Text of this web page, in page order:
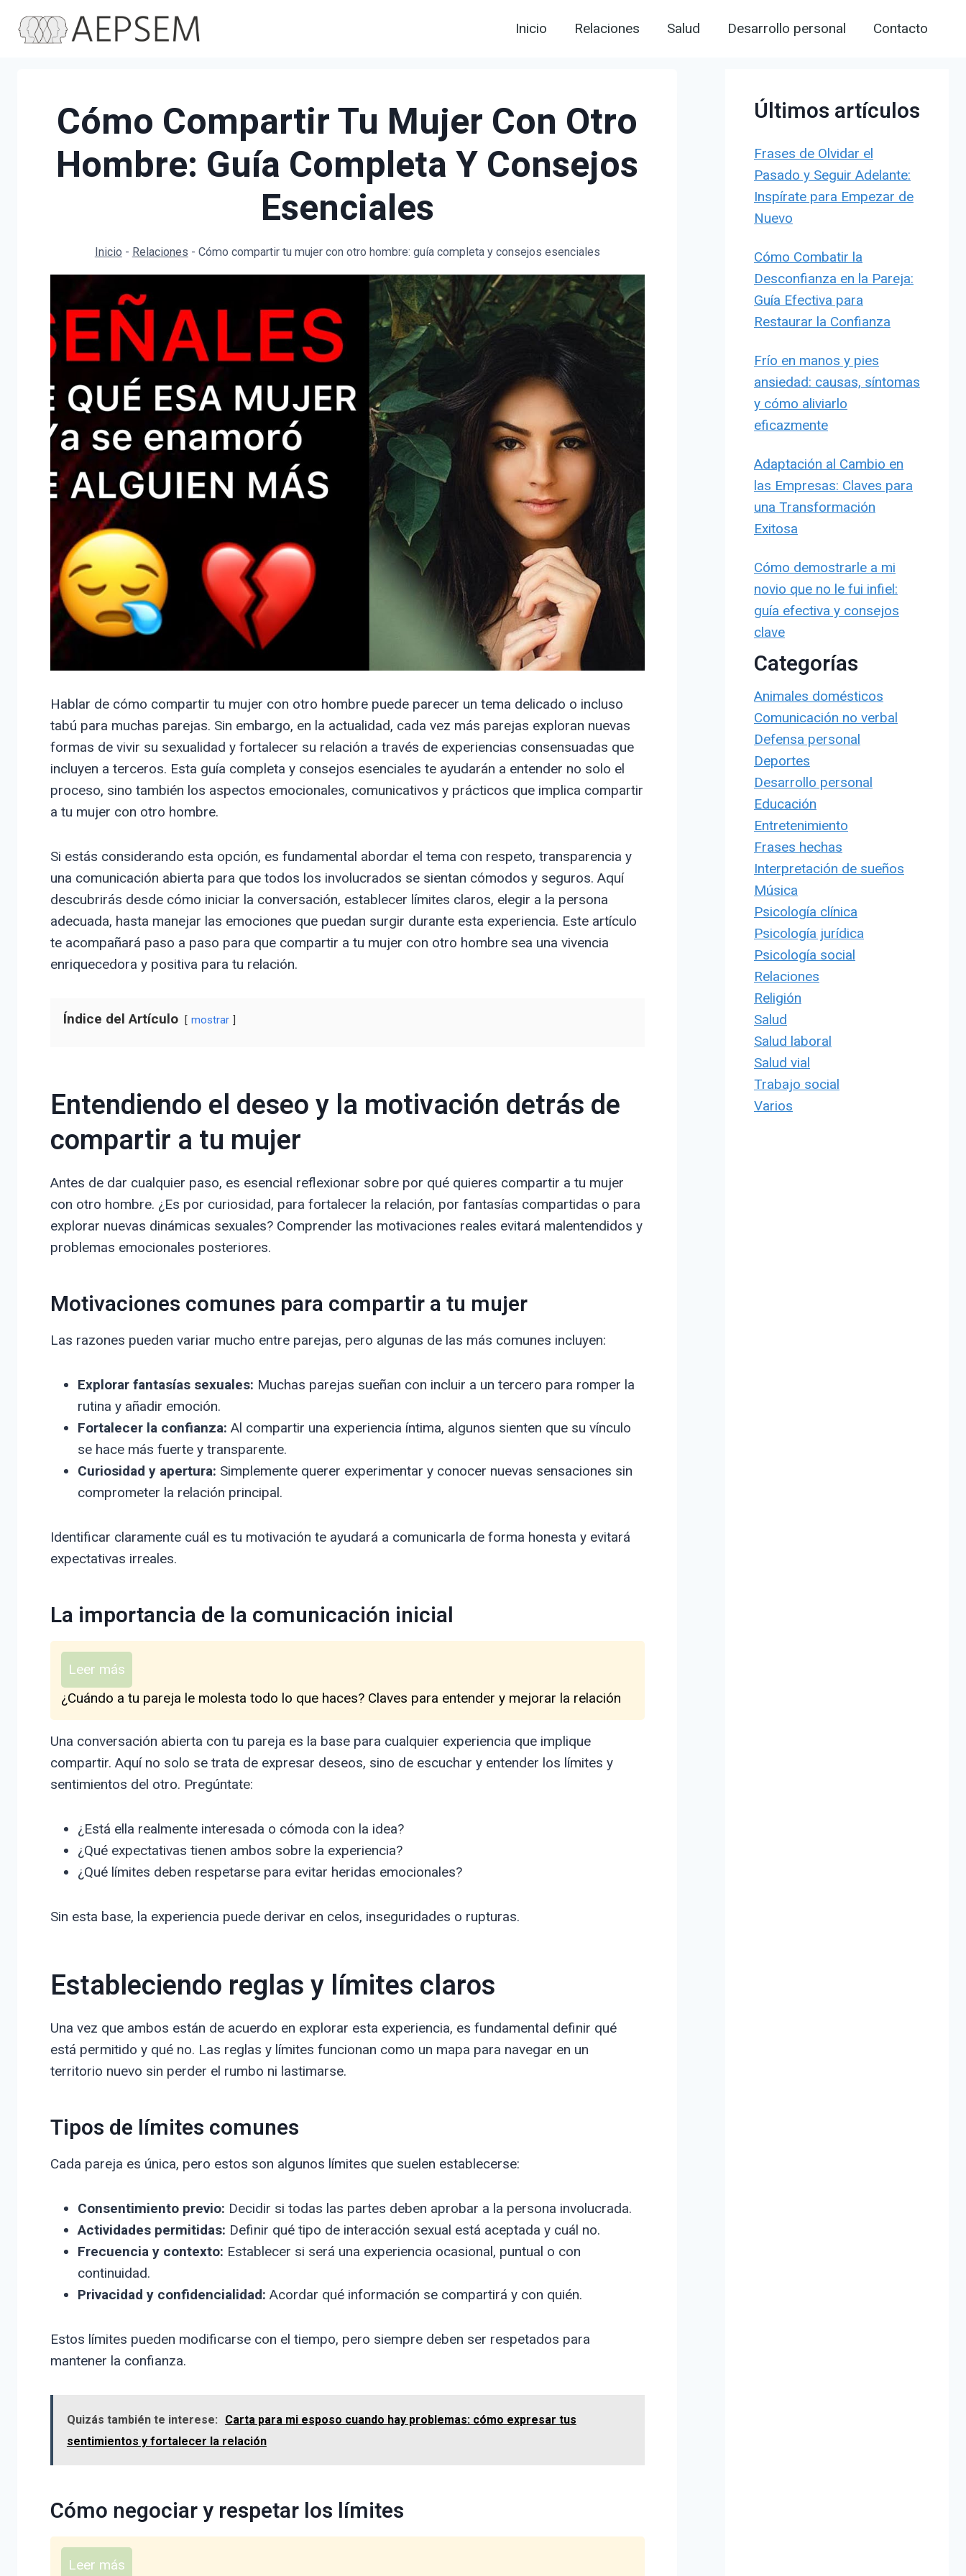
Inicio Relaciones Salud Desarrollo personal Contacto
Cómo Compartir Tu Mujer Con Otro
Hombre: Guía Completa Y Consejos
Esenciales
Inicio - Relaciones - Cómo compartir tu mujer con otro hombre: guía completa y consejos esenciales
Hablar de cómo compartir tu mujer con otro hombre puede parecer un tema delicado o incluso
tabú para muchas parejas. Sin embargo, en la actualidad, cada vez más parejas exploran nuevas
formas de vivir su sexualidad y fortalecer su relación a través de experiencias consensuadas que
incluyen a terceros. Esta guía completa y consejos esenciales te ayudarán a entender no solo el
proceso, sino también los aspectos emocionales, comunicativos y prácticos que implica compartir
a tu mujer con otro hombre.
Si estás considerando esta opción, es fundamental abordar el tema con respeto, transparencia y
una comunicación abierta para que todos los involucrados se sientan cómodos y seguros. Aquí
descubrirás desde cómo iniciar la conversación, establecer límites claros, elegir a la persona
adecuada, hasta manejar las emociones que puedan surgir durante esta experiencia. Este artículo
te acompañará paso a paso para que compartir a tu mujer con otro hombre sea una vivencia
enriquecedora y positiva para tu relación.
Índice del Artículo mostrar
Entendiendo el deseo y la motivación detrás de
compartir a tu mujer
Antes de dar cualquier paso, es esencial reflexionar sobre por qué quieres compartir a tu mujer
con otro hombre. ¿Es por curiosidad, para fortalecer la relación, por fantasías compartidas o para
explorar nuevas dinámicas sexuales? Comprender las motivaciones reales evitará malentendidos y
problemas emocionales posteriores.
Motivaciones comunes para compartir a tu mujer
Las razones pueden variar mucho entre parejas, pero algunas de las más comunes incluyen:
Explorar fantasías sexuales: Muchas parejas sueñan con incluir a un tercero para romper la
rutina y añadir emoción.
Fortalecer la confianza: Al compartir una experiencia íntima, algunos sienten que su vínculo
se hace más fuerte y transparente.
Curiosidad y apertura: Simplemente querer experimentar y conocer nuevas sensaciones sin
comprometer la relación principal.
Identificar claramente cuál es tu motivación te ayudará a comunicarla de forma honesta y evitará
expectativas irreales.
La importancia de la comunicación inicial
Leer más
¿Cuándo a tu pareja le molesta todo lo que haces? Claves para entender y mejorar la relación
Una conversación abierta con tu pareja es la base para cualquier experiencia que implique
compartir. Aquí no solo se trata de expresar deseos, sino de escuchar y entender los límites y
sentimientos del otro. Pregúntate:
¿Está ella realmente interesada o cómoda con la idea?
¿Qué expectativas tienen ambos sobre la experiencia?
¿Qué límites deben respetarse para evitar heridas emocionales?
Sin esta base, la experiencia puede derivar en celos, inseguridades o rupturas.
Estableciendo reglas y límites claros
Una vez que ambos están de acuerdo en explorar esta experiencia, es fundamental definir qué
está permitido y qué no. Las reglas y límites funcionan como un mapa para navegar en un
territorio nuevo sin perder el rumbo ni lastimarse.
Tipos de límites comunes
Cada pareja es única, pero estos son algunos límites que suelen establecerse:
Consentimiento previo: Decidir si todas las partes deben aprobar a la persona involucrada.
Actividades permitidas: Definir qué tipo de interacción sexual está aceptada y cuál no.
Frecuencia y contexto: Establecer si será una experiencia ocasional, puntual o con
continuidad.
Privacidad y confidencialidad: Acordar qué información se compartirá y con quién.
Estos límites pueden modificarse con el tiempo, pero siempre deben ser respetados para
mantener la confianza.
Quizás también te interese:
Carta para mi esposo cuando hay problemas: cómo expresar tus
sentimientos y fortalecer la relación
Cómo negociar y respetar los límites
Leer más
Últimos artículos
Frases de Olvidar el
Pasado y Seguir Adelante:
Inspírate para Empezar de
Nuevo
Cómo Combatir la
Desconfianza en la Pareja:
Guía Efectiva para
Restaurar la Confianza
Frío en manos y pies
ansiedad: causas, síntomas
y cómo aliviarlo
eficazmente
Adaptación al Cambio en
las Empresas: Claves para
una Transformación
Exitosa
Cómo demostrarle a mi
novio que no le fui infiel:
guía efectiva y consejos
clave
Categorías
Animales domésticos
Comunicación no verbal
Defensa personal
Deportes
Desarrollo personal
Educación
Entretenimiento
Frases hechas
Interpretación de sueños
Música
Psicología clínica
Psicología jurídica
Psicología social
Relaciones
Religión
Salud
Salud laboral
Salud vial
Trabajo social
Varios